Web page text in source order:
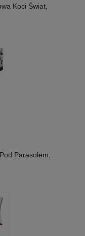
Koci Świat,
Parasolem,